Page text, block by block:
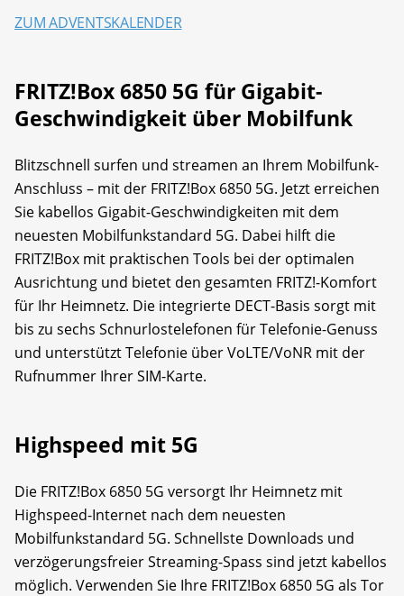
ZUM ADVENTSKALENDER
FRITZ!Box 6850 5G für Gigabit-
Geschwindigkeit über Mobilfunk
Blitzschnell surfen und streamen an Ihrem Mobilfunk-
Anschluss – mit der FRITZ!Box 6850 5G. Jetzt erreichen
Sie kabellos Gigabit-Geschwindigkeiten mit dem
neuesten Mobilfunkstandard 5G. Dabei hilft die
FRITZ!Box mit praktischen Tools bei der optimalen
Ausrichtung und bietet den gesamten FRITZ!-Komfort
für Ihr Heimnetz. Die integrierte DECT-Basis sorgt mit
bis zu sechs Schnurlostelefonen für Telefonie-Genuss
und unterstützt Telefonie über VoLTE/VoNR mit der
Rufnummer Ihrer SIM-Karte.
Highspeed mit 5G
Die FRITZ!Box 6850 5G versorgt Ihr Heimnetz mit
Highspeed-Internet nach dem neuesten
Mobilfunkstandard 5G. Schnellste Downloads und
verzögerungsfreier Streaming-Spass sind jetzt kabellos
möglich. Verwenden Sie Ihre FRITZ!Box 6850 5G als Tor